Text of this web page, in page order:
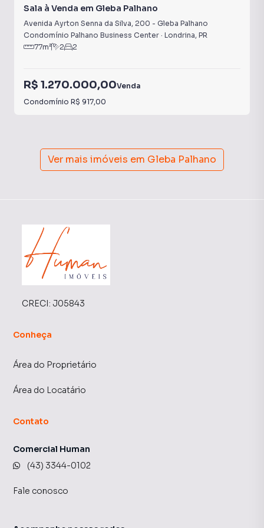
Sala à Venda em Gleba Palhano
Avenida Ayrton Senna da Silva, 200 - Gleba Palhano
Condomínio Palhano Business Center · Londrina, PR
77m² 2 2
R$ 1.270.000,00Venda
Condomínio R$ 917,00
Ver mais imóveis em Gleba Palhano
CRECI: J05843
Conheça
Área do Proprietário
Área do Locatário
Contato
Comercial Human
(43) 3344-0102
Fale conosco